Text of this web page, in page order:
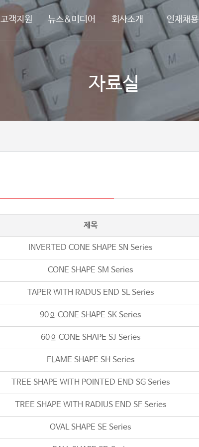
고객지원 뉴스&미디어 회사소개 인재채용
자료실
제목
INVERTED CONE SHAPE SN Series
CONE SHAPE SM Series
TAPER WITH RADUS END SL Series
90º CONE SHAPE SK Series
60º CONE SHAPE SJ Series
FLAME SHAPE SH Series
TREE SHAPE WITH POINTED END SG Series
TREE SHAPE WITH RADIUS END SF Series
OVAL SHAPE SE Series